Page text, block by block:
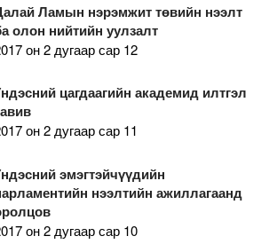
Ламын нэрэмжит төвийн нээлт
олон нийтийн уулзалт
он 2 дугаар сар 12
цагдаагийн академид илтгэл
он 2 дугаар сар 11
эмэгтэйчүүдийн
нээлтийн ажиллагаанд
он 2 дугаар сар 10